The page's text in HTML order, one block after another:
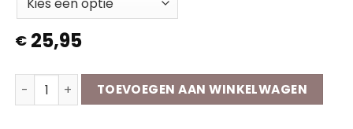
€ 25,95
Spa Cadeaubox | Goud Waard aantal
TOEVOEGEN AAN WINKELWAGEN